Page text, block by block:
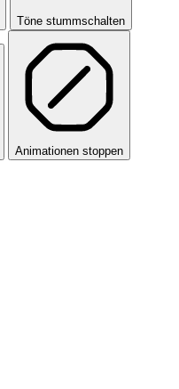
Töne stummschalten
Animationen stoppen